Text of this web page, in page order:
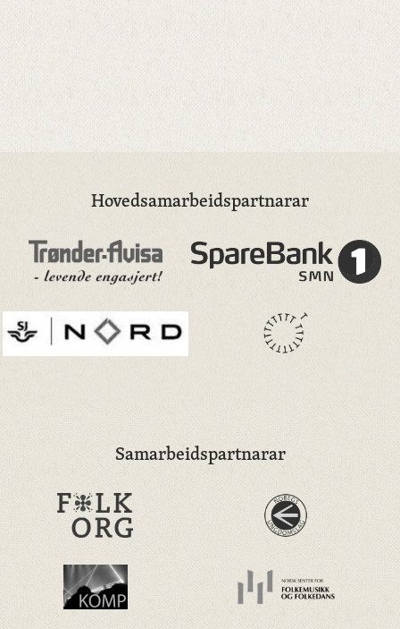
Hovedsamarbeidspartnarar
Samarbeidspartnarar